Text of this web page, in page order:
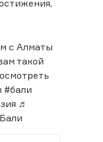
с Алматы
такой
#бали
♬